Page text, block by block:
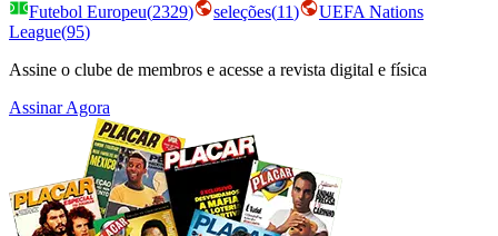
Futebol Europeu(2329) seleções(11)
UEFA Nations
League(95)
Assine o clube de membros e acesse a revista digital e física
Assinar Agora